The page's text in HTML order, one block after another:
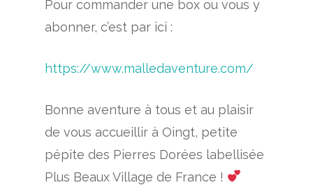
Pour commander une box ou vous y
abonner, c’est par ici :
https://www.malledaventure.com/
Bonne aventure à tous et au plaisir
de vous accueillir à Oingt, petite
pépite des Pierres Dorées labellisée
Plus Beaux Village de France !